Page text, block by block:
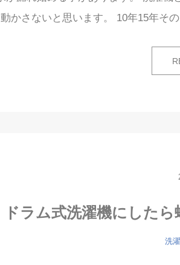
動かさないと思います。 10年15年そ
ドラム式洗濯機にした
洗濯